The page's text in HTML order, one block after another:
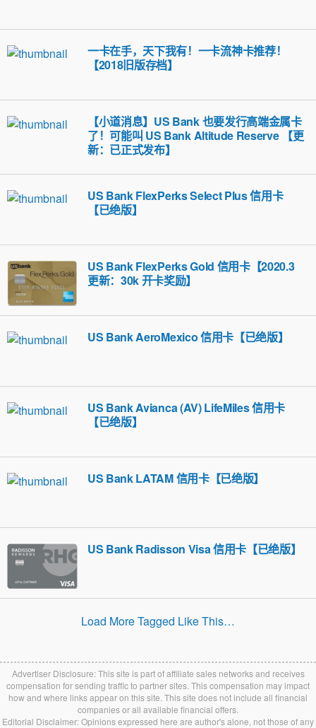
一卡在手，天下我有！一卡流神卡推荐！
【2018旧版存档】
【小道消息】US Bank 也要发行高端金属卡
了！可能叫 US Bank Altitude Reserve 【更
新：已正式发布】
US Bank FlexPerks Select Plus 信用卡
【已绝版】
US Bank FlexPerks Gold 信用卡【2020.3
更新：30k 开卡奖励】
US Bank AeroMexico 信用卡【已绝版】
US Bank Avianca (AV) LifeMiles 信用卡
【已绝版】
US Bank LATAM 信用卡【已绝版】
US Bank Radisson Visa 信用卡【已绝版】
Load More Tagged Like This…
Advertiser Disclosure: This site is part of affiliate sales networks and receives
compensation for sending traffic to partner sites. This compensation may impact
how and where links appear on this site. This site does not include all financial
companies or all available financial offers.
Editorial Disclaimer: Opinions expressed here are author's alone, not those of any